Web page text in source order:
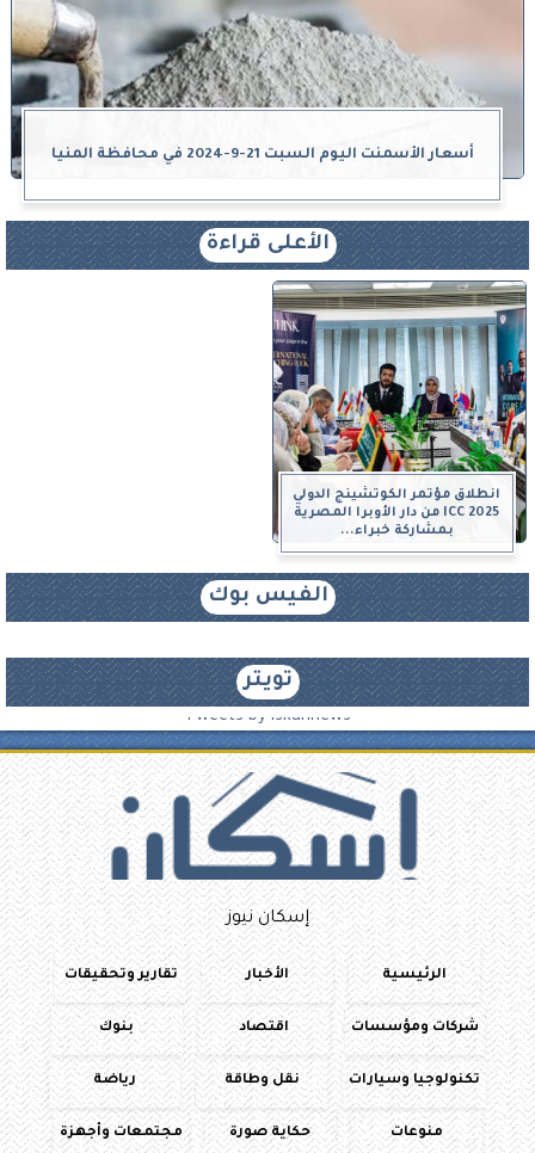
أسعار الأسمنت اليوم السبت 21-9-2024 في محافظة المنيا
الأعلى قراءة
انطلاق مؤتمر الكوتشينج الدولي
ICC 2025 من دار الأوبرا المصرية
بمشاركة خبراء...
الفيس بوك
تويتر
Tweets by iskannews
إسكان نيوز
الرئيسية الأخبار تقارير وتحقيقات
شركات ومؤسسات اقتصاد بنوك
تكنولوجيا وسيارات نقل وطاقة رياضة
منوعات حكاية صورة مجتمعات وأجهزة